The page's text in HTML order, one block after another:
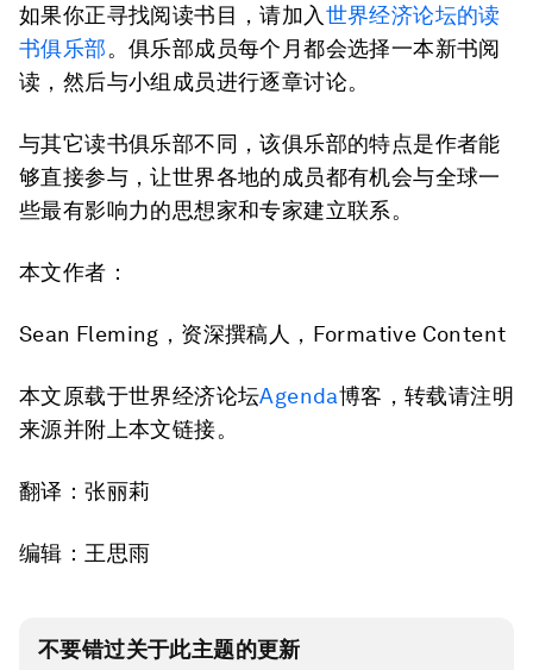
如果你正寻找阅读书目，请加入 世界经济论坛的读
书俱乐部。俱乐部成员每个月都会选择一本新书阅
读，然后与小组成员进行逐章讨论。
与其它读书俱乐部不同，该俱乐部的特点是作者能
够直接参与，让世界各地的成员都有机会与全球一
些最有影响力的思想家和专家建立联系。
本文作者：
Sean Fleming，资深撰稿人，Formative Content
本文原载于世界经济论坛Agenda博客，转载请注明
来源并附上本文链接。
翻译：张丽莉
编辑：王思雨
不要错过关于此主题的更新